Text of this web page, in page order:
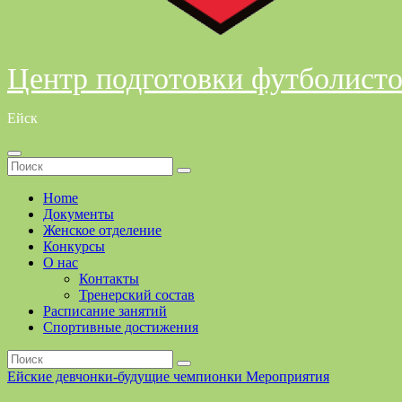
Центр подготовки
Ейск
Home
Документы
Женское отделение
Конкурсы
О нас
Контакты
Тренерский состав
Расписание занятий
Спортивные достижения
Ейские девчонки-будущие чемпионки Мероприятия